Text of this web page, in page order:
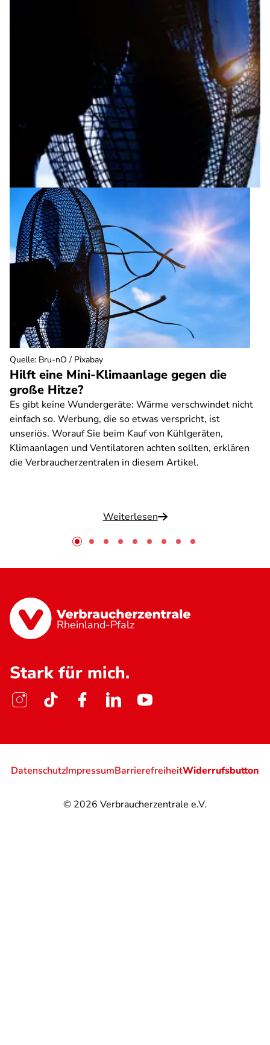
Hilft eine Mini-Klimaanlage gegen die
große Hitze?
Es gibt keine Wundergeräte: Wärme verschwindet nicht
einfach so. Werbung, die so etwas verspricht, ist
unseriös. Worauf Sie beim Kauf von Kühlgeräten,
Klimaanlagen und Ventilatoren achten sollten, erklären
die Verbraucherzentralen in diesem Artikel.
Weiterlesen
Quelle: Bru-nO / Pixabay
Rheinland-Pfalz
Stark für mich.
© 2026 Verbraucherzentrale e.V.
DatenschutzImpressumBarrierefreiheitWiderrufsbutton